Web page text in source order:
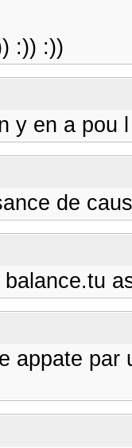
:)) :))
y en a pou
de
appate par